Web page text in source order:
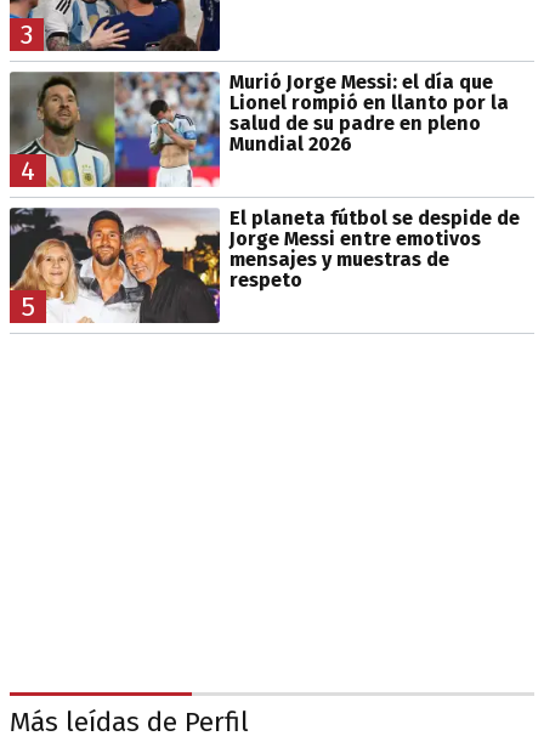
3
4
Murió Jorge Messi: el día que
Lionel rompió en llanto por la
salud de su padre en pleno
Mundial 2026
5
El planeta fútbol se despide de
Jorge Messi entre emotivos
mensajes y muestras de
respeto
Más leídas de Perfil